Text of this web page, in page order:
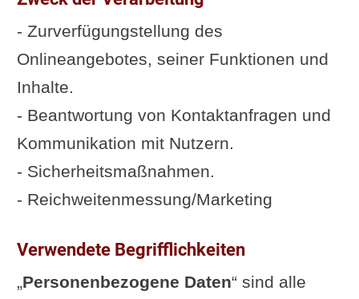
- Zurverfügungstellung des
Onlineangebotes, seiner Funktionen und
Inhalte.
- Beantwortung von Kontaktanfragen und
Kommunikation mit Nutzern.
- Sicherheitsmaßnahmen.
- Reichweitenmessung/Marketing
Verwendete Begrifflichkeiten
„Personenbezogene Daten“ sind alle